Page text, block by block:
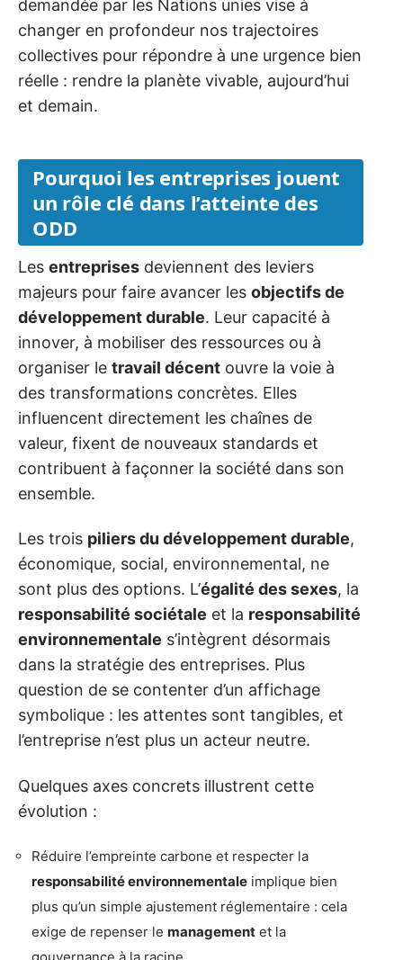
demandée par les Nations unies vise à
changer en profondeur nos trajectoires
collectives pour répondre à une urgence bien
réelle : rendre la planète vivable, aujourd’hui
et demain.
Pourquoi les entreprises jouent
un rôle clé dans l’atteinte des
ODD
Les entreprises deviennent des leviers
majeurs pour faire avancer les objectifs de
développement durable. Leur capacité à
innover, à mobiliser des ressources ou à
organiser le travail décent ouvre la voie à
des transformations concrètes. Elles
influencent directement les chaînes de
valeur, fixent de nouveaux standards et
contribuent à façonner la société dans son
ensemble.
Les trois piliers du développement durable,
économique, social, environnemental, ne
sont plus des options. L’égalité des sexes, la
responsabilité sociétale et la responsabilité
environnementale s’intègrent désormais
dans la stratégie des entreprises. Plus
question de se contenter d’un affichage
symbolique : les attentes sont tangibles, et
l’entreprise n’est plus un acteur neutre.
Quelques axes concrets illustrent cette
évolution :
Réduire l’empreinte carbone et respecter la
responsabilité environnementale implique bien
plus qu’un simple ajustement réglementaire : cela
exige de repenser le management et la